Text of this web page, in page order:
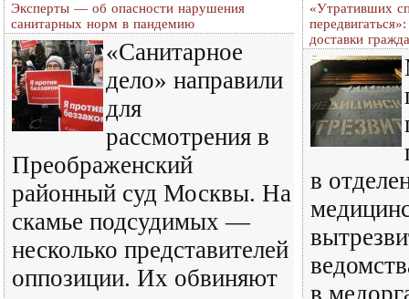
Эксперты — об опасности нарушения
санитарных норм в пандемию
«Санитарное
дело» направили
для
рассмотрения в
Преображенский
районный суд Москвы. На
скамье подсудимых —
несколько представителей
оппозиции. Их обвиняют
«Утративших
доставки
в
в